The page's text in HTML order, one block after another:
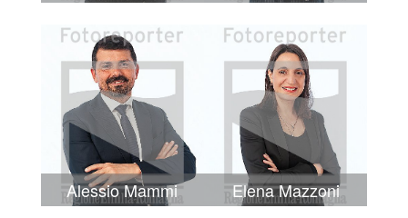
Alessio Mammi Elena Mazzoni